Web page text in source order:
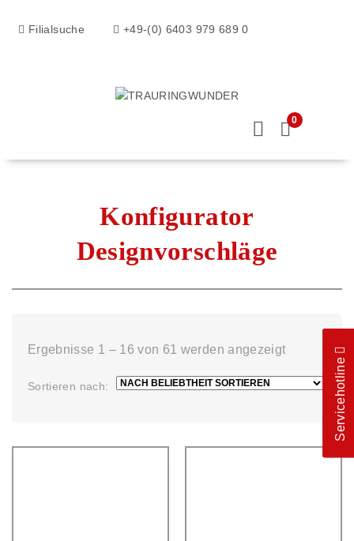
Filialsuche +49-(0) 6403 979 689 0
0
Konfigurator
Designvorschläge
Ergebnisse 1 – 16 von 61 werden angezeigt
Sortieren nach: Servicehotline